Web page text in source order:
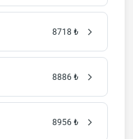
8718 ₺
8886 ₺
8956 ₺